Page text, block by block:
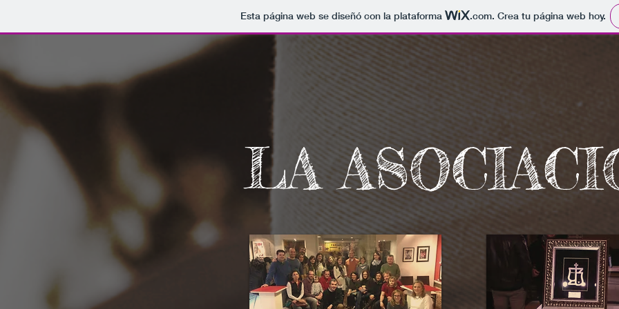
Esta página web se diseñó con la plataforma .com. Crea tu página web hoy.
LA